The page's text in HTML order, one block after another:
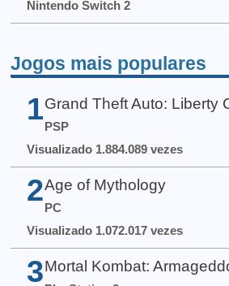
Nintendo Switch 2
Jogos mais populares
1 Grand Theft Auto: Liberty
PSP
Visualizado 1.884.089 vezes
2 Age of Mythology
PC
Visualizado 1.072.017 vezes
3 Mortal Kombat: